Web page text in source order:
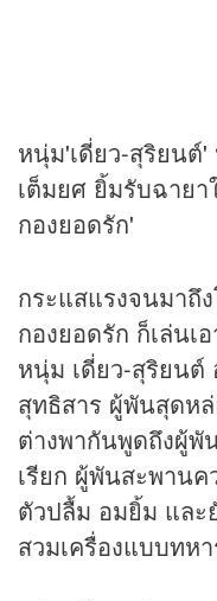
หนุ่ม'เดี่ยว-สุริยนต์'
เต็มยศ ยิ้มรับฉาย
กองยอดรัก'
กระแสแรงจนมาถึ
กองยอดรัก ก็เล่น
หนุ่ม เดี่ยว-สุริยน
สุทธิสาร ผู้พันสุดห
ต่างพากันพูดถึงผู้
เรียก ผู้พันสะพานค
ตัวปลื้ม อมยิ้ม และ
สวมเครื่องแบบทห